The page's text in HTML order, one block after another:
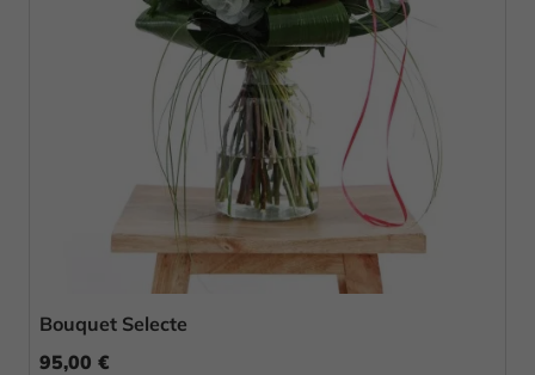
Bouquet Selecte
95,00 €